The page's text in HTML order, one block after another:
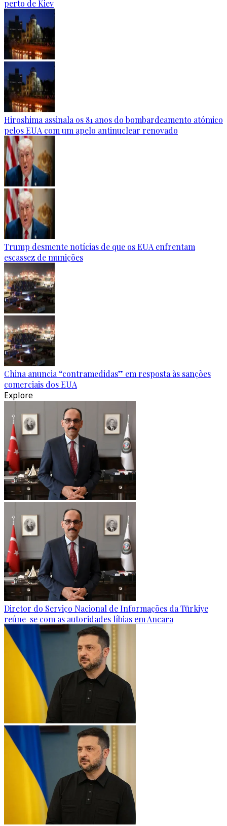
perto de Kiev
Hiroshima assinala os 81 anos do bombardeamento atómico
pelos EUA com um apelo antinuclear renovado
Trump desmente notícias de que os EUA enfrentam
escassez de munições
China anuncia “contramedidas” em resposta às sanções
comerciais dos EUA
Explore
Diretor do Serviço Nacional de Informações da Türkiye
reúne-se com as autoridades líbias em Ancara